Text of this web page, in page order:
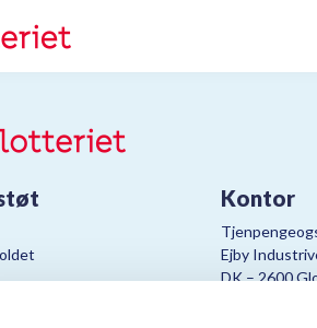
FDF’ere, m.fl.
Kontor
Ejby
DK – 2600